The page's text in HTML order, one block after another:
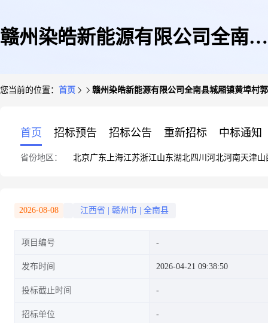
赣州染皓新能源有限公司全南县
您当前的位置： 首页 赣州染皓新能源有限公司全南县城厢镇黄埠村
首页 招标预告 招标公告 重新招标 中标通知
省份地区： 北京广东 上海江苏浙江山东湖北四川 河北河南天津山
2026-08-08 江西省 赣州市 全南县
项目编号
发布时间 2026-04-21 09:38:50
投标截止时间
招标单位